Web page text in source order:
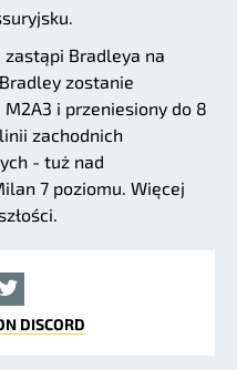
Bradleya na
zostanie
i przeniesiony do 8
zachodnich
- tuż nad
7 poziomu. Więcej
DISCORD